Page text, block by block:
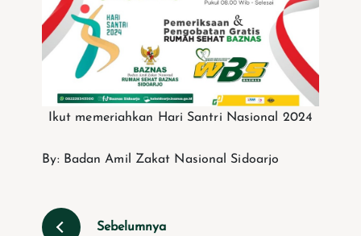
Ikut memeriahkan Hari Santri Nasional 2024
By: Badan Amil Zakat Nasional Sidoarjo
Sebelumnya